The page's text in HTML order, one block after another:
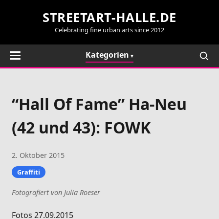
STREETART-HALLE.DE
Celebrating fine urban arts since 2012
Kategorien
“Hall Of Fame” Ha-Neu
(42 und 43): FOWK
2. Oktober 2015
Graffiti
Fotografiert von Julia Roeser
Fotos 27.09.2015